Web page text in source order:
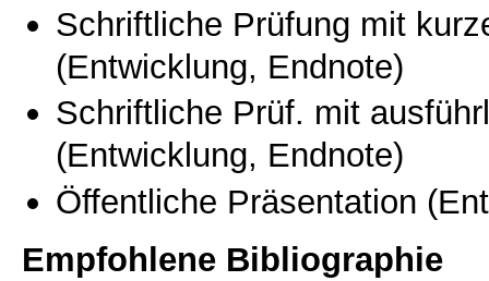
Schriftliche Prüfung mit
(Entwicklung, Endnote)
Schriftliche Prüf. mit
(Entwicklung, Endnote)
Öffentliche Präsentation
Empfohlene Bibliographie